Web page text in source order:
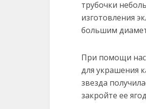
трубочки
изготовления
большим
При помощи
для украшения
звезда
закройте ее